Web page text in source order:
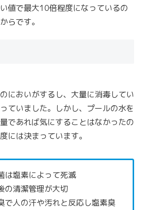
値で最大10倍程度になっているの
らです。
においがするし、大量に消毒してい
ていました。しかし、プールの水を
であれば気にすることはなかったの
には決まっています。
は塩素によって死滅
の清潔管理が大切
で人の汗や汚れと反応し塩素臭